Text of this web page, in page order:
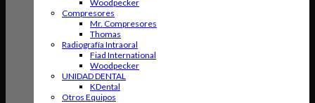
Woodpecker
Compresores
Mr. Compresores
Thomas
Radiografía Intraoral
Fiad International
Woodpecker
UNIDAD DENTAL
KDental
Otros Equipos